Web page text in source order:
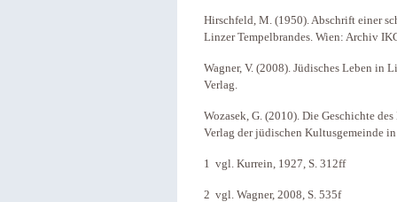
Hirschfeld, M. (1950). Abschrift einer
Linzer Tempelbrandes. Wien: Archiv
Wagner, V. (2008). Jüdisches Leben
Verlag.
Wozasek, G. (2010). Die Geschichte
Verlag der jüdischen Kultusgemeinde
1 vgl. Kurrein, 1927, S. 312ff
2 vgl. Wagner, 2008, S. 535f